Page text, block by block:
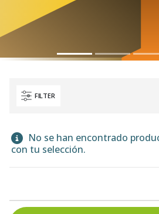
FILTER
No se han encontrado
con tu selección.